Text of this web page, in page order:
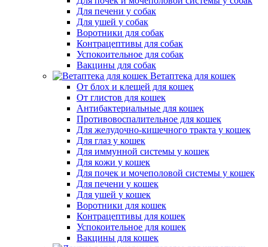
Для печени у собак
Для ушей у собак
Воротники для собак
Контрацептивы для собак
Успокоительное для собак
Вакцины для собак
Ветаптека для кошек
От блох и клещей для кошек
От глистов для кошек
Антибактериальные для кошек
Противовоспалительное для кошек
Для желудочно-кишечного тракта у кошек
Для глаз у кошек
Для иммунной системы у кошек
Для кожи у кошек
Для почек и мочеполовой системы у кошек
Для печени у кошек
Для ушей у кошек
Воротники для кошек
Контрацептивы для кошек
Успокоительное для кошек
Вакцины для кошек